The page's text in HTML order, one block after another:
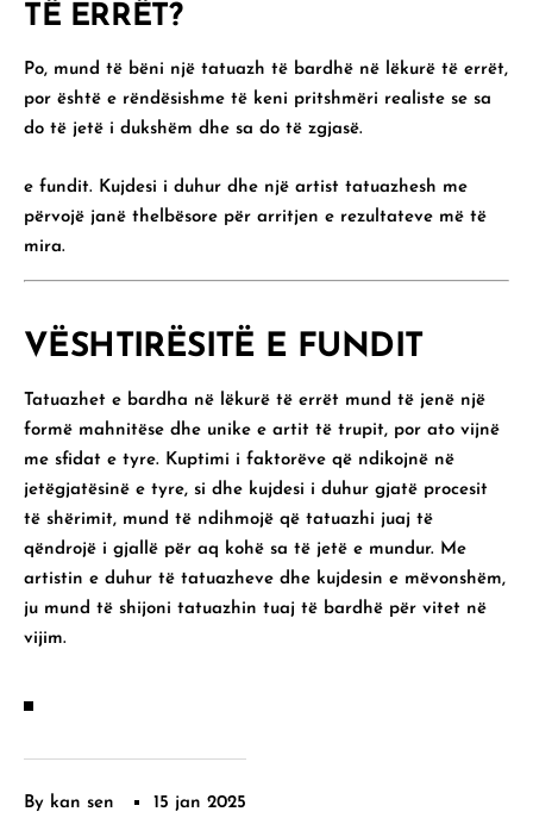
By kan sen 15 jan 2025
TË ERRËT?
Po, mund të bëni një tatuazh të bardhë në lëkurë të errët,
por është e rëndësishme të keni pritshmëri realiste se sa
do të jetë i dukshëm dhe sa do të zgjasë.
e fundit. Kujdesi i duhur dhe një artist tatuazhesh me
përvojë janë thelbësore për arritjen e rezultateve më të
mira.
VËSHTIRËSITË E FUNDIT
Tatuazhet e bardha në lëkurë të errët mund të jenë një
formë mahnitëse dhe unike e artit të trupit, por ato vijnë
me sfidat e tyre. Kuptimi i faktorëve që ndikojnë në
jetëgjatësinë e tyre, si dhe kujdesi i duhur gjatë procesit
të shërimit, mund të ndihmojë që tatuazhi juaj të
qëndrojë i gjallë për aq kohë sa të jetë e mundur. Me
artistin e duhur të tatuazheve dhe kujdesin e mëvonshëm,
ju mund të shijoni tatuazhin tuaj të bardhë për vitet në
vijim.